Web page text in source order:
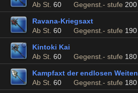
Ab St. 60 Gegenst.- stufe 200
Ravana-Kriegsaxt
Ab St. 60 Gegenst.- stufe 190
Kintoki Kai
Ab St. 60 Gegenst.- stufe 180
Kampfaxt der endlosen Weiten
Ab St. 60 Gegenst.- stufe 180